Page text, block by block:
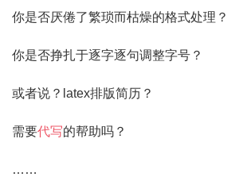
你是否厌倦了繁琐而枯燥的格式处理？
你是否挣扎于逐字逐句调整字号？
或者说？latex排版简历？
需要代写的帮助吗？
……